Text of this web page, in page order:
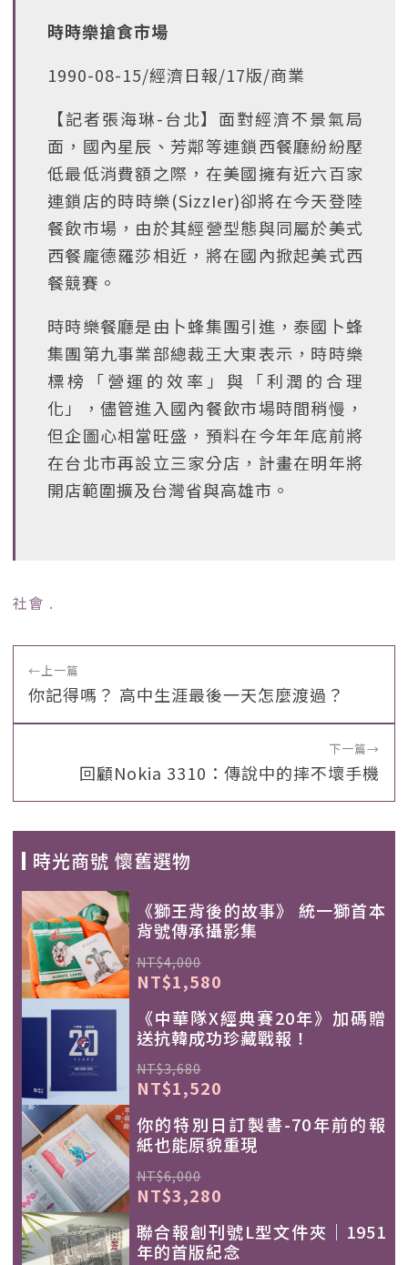
時時樂搶食市場
1990-08-15/經濟日報/17版/商業
【記者張海琳-台北】面對經濟不景氣局
面，國內星辰、芳鄰等連鎖西餐廳紛紛壓
低最低消費額之際，在美國擁有近六百家
連鎖店的時時樂(SizzIer)卻將在今天登陸
餐飲市場，由於其經營型態與同屬於美式
西餐龐德羅莎相近，將在國內掀起美式西
餐競賽。
時時樂餐廳是由卜蜂集團引進，泰國卜蜂
集團第九事業部總裁王大東表示，時時樂
標榜「營運的效率」與「利潤的合理
化」，儘管進入國內餐飲市場時間稍慢，
但企圖心相當旺盛，預料在今年年底前將
在台北市再設立三家分店，計畫在明年將
開店範圍擴及台灣省與高雄市。
社會 ﹒
←上一篇
你記得嗎？ 高中生涯最後一天怎麼渡過？
下一篇→
回顧Nokia 3310：傳說中的摔不壞手機
時光商號 懷舊選物
《獅王背後的故事》 統一獅首本
背號傳承攝影集
NT$4,000
NT$1,580
《中華隊X經典賽20年》加碼贈
送抗韓成功珍藏戰報！
NT$3,680
NT$1,520
你的特別日訂製書-70年前的報
紙也能原貌重現
NT$6,000
NT$3,280
聯合報創刊號L型文件夾｜1951
年的首版紀念